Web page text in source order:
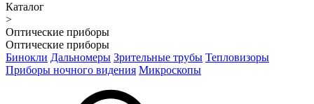
Каталог
>
Оптические приборы
Оптические приборы
Бинокли Дальномеры Зрительные трубы Тепловизоры
Приборы ночного видения Микроскопы